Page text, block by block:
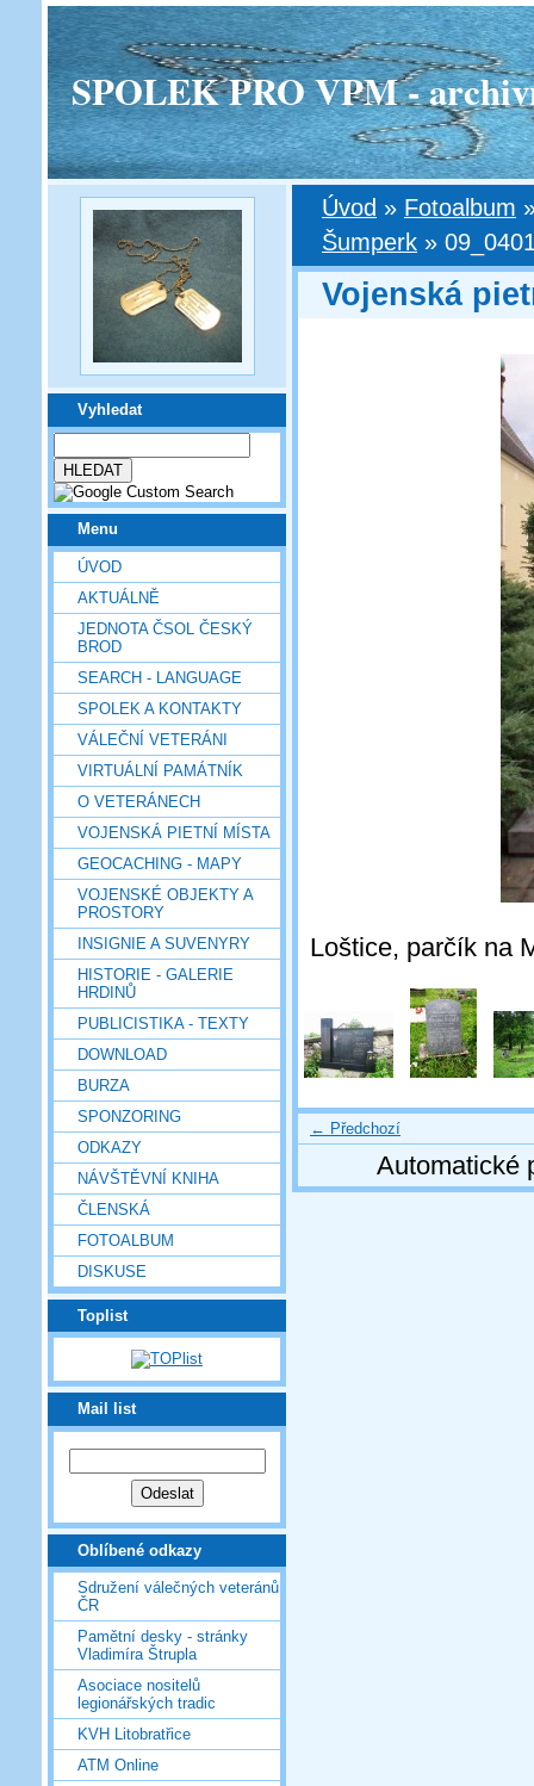
SPOLEK PRO VPM -
Vyhledat
Menu
ÚVOD
AKTUÁLNĚ
JEDNOTA ČSOL ČESKÝ
BROD
SEARCH - LANGUAGE
SPOLEK A KONTAKTY
VÁLEČNÍ VETERÁNI
VIRTUÁLNÍ PAMÁTNÍK
O VETERÁNECH
VOJENSKÁ PIETNÍ MÍSTA
GEOCACHING - MAPY
VOJENSKÉ OBJEKTY A
PROSTORY
INSIGNIE A SUVENYRY
HISTORIE - GALERIE
HRDINŮ
PUBLICISTIKA - TEXTY
DOWNLOAD
BURZA
SPONZORING
ODKAZY
NÁVŠTĚVNÍ KNIHA
ČLENSKÁ
FOTOALBUM
DISKUSE
Toplist
Mail list
Oblíbené odkazy
Sdružení válečných veteránů
ČR
Pamětní desky - stránky
Vladimíra Štrupla
Asociace nositelů
legionářských tradic
KVH Litobratřice
ATM Online
Úvod » Fotoalbum
Šumperk »
Vojenská
Loštice, parčík na
← Předchozí
Automatické